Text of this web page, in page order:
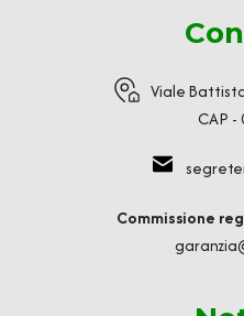
Viale
CAP -
Commissione